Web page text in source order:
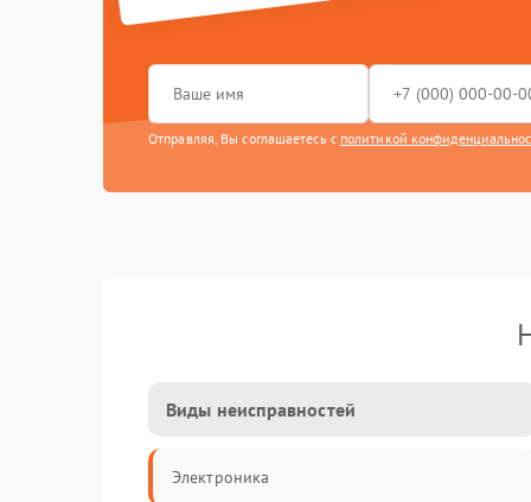
Отправляя, Вы соглашаетесь с политикой
Виды неисправностей
Электроника